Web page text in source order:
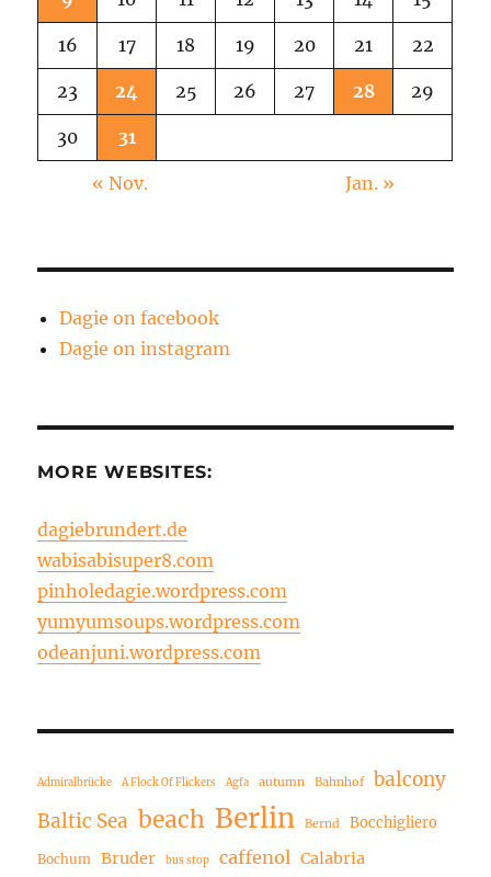
16 17 18 19 20 21 22
23 24 25 26 27 28 29
30 31
« Nov. Jan. »
Dagie on facebook
Dagie on instagram
MORE WEBSITES:
dagiebrundert.de
wabisabisuper8.com
pinholedagie.wordpress.com
yumyumsoups.wordpress.com
odeanjuni.wordpress.com
Admiralbrücke A Flock Of Flickers Agfa autumn Bahnhof
balcony
Baltic Sea beach Berlin Bernd Bocchigliero
Bochum Bruder bus stop caffenol Calabria